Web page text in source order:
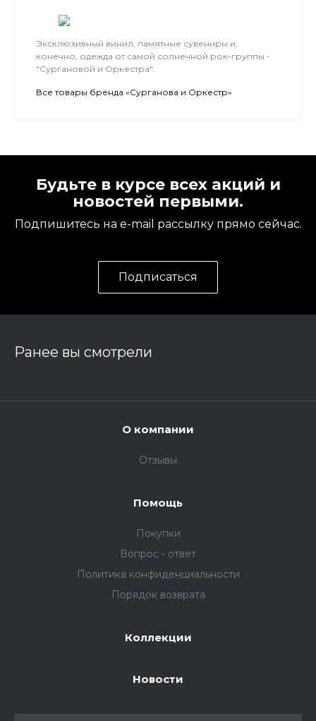
Эксклюзивный винил, памятные сувениры и,
конечно, одежда от самой солнечной рок-группы -
"Сургановой и Оркестра".
Все товары бренда «Сурганова и Оркестр»
Будьте в курсе всех акций и
новостей первыми.
Подпишитесь на e-mail рассылку прямо сейчас.
Подписаться
Ранее вы смотрели
О компании
Отзывы
Помощь
Покупки
Вопрос - ответ
Политика конфиденциальности
Порядок возврата
Коллекции
Новости